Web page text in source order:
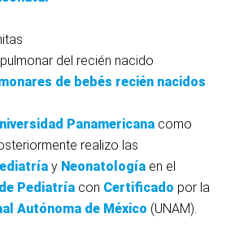
del recién nacido
de bebés recién nacidos
Panamericana como
realizo las
y Neonatología en el
Pediatría con Certificado por la
Autónoma de México (UNAM).